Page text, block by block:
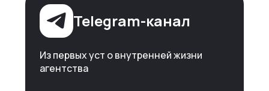
Telegram-канал
Из первых уст о внутренней жизни
агентства